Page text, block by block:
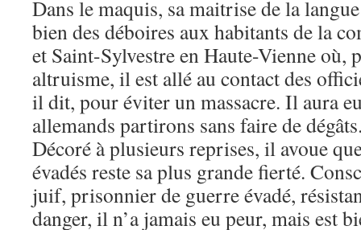
Dans le maquis, sa maitrise de la
bien des déboires aux habitants de la
et Saint-Sylvestre en Haute-Vienne où,
altruisme, il est allé au contact des
il dit, pour éviter un massacre. Il aura
allemands partirons sans faire de
Décoré à plusieurs reprises, il avoue
évadés reste sa plus grande fierté.
juif, prisonnier de guerre évadé,
danger, il n’a jamais eu peur, mais est